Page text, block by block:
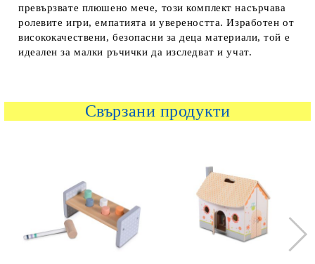
превързвате плюшено мече, този комплект насърчава
ролевите игри, емпатията и увереността. Изработен от
висококачествени, безопасни за деца материали, той е
идеален за малки ръчички да изследват и учат.
Свързани продукти